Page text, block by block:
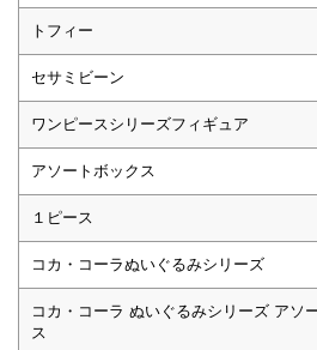
トフィー
セサミビーン
ワンピースシリーズフィギュア
アソートボックス
１ピース
コカ・コーラぬいぐるみシリーズ
コカ・コーラ ぬいぐるみシリーズ アソ
ス